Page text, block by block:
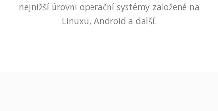
nejnižší úrovni operační systémy založené na
Linuxu, Android a další.